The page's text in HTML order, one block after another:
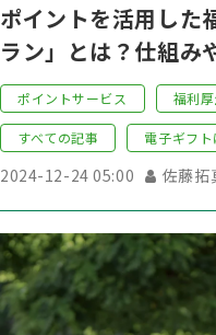
ポイントを活用した
ラン」とは？仕組み
扱い、注意点を紹介
ポイントサービス 福利
すべての記事 電子ギフ
2024-12-24 05:00 佐藤拓